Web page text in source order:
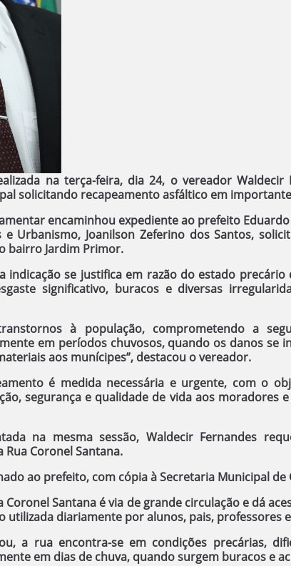
na terça-feira, dia 24, o vereador Waldecir
solicitando recapeamento asfáltico em
encaminhou expediente ao prefeito
Urbanismo, Joanilson Zeferino dos Santos,
bairro Jardim Primor.
indicação se justifica em razão do estado precário
significativo, buracos e diversas
à população, comprometendo a
em períodos chuvosos, quando os danos se
aos munícipes”, destacou o vereador.
é medida necessária e urgente, com o
segurança e qualidade de vida aos moradores
na mesma sessão, Waldecir Fernandes
Coronel Santana.
ao prefeito, com cópia à Secretaria Municipal de
Santana é via de grande circulação e dá
utilizada diariamente por alunos, pais, professores
a rua encontra-se em condições precárias,
em dias de chuva, quando surgem buracos e